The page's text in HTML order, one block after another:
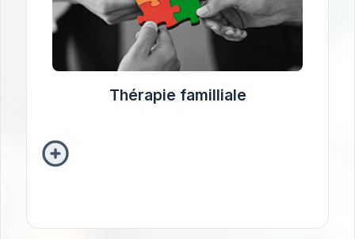
Thérapie familliale
plus saines et équilibrées au sein du système